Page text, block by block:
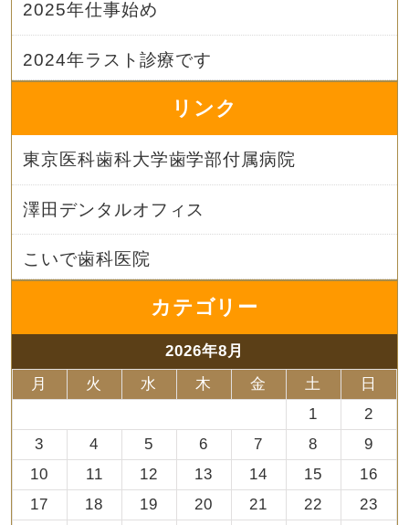
2025年仕事始め
2024年ラスト診療です
リンク
東京医科歯科大学歯学部付属病院
澤田デンタルオフィス
こいで歯科医院
カテゴリー
2026年8月
月
火 水 木 金 土
日
1
2
3
4 5 6 7 8
9
10
11 12 13 14 15
16
17
18 19 20 21 22
23